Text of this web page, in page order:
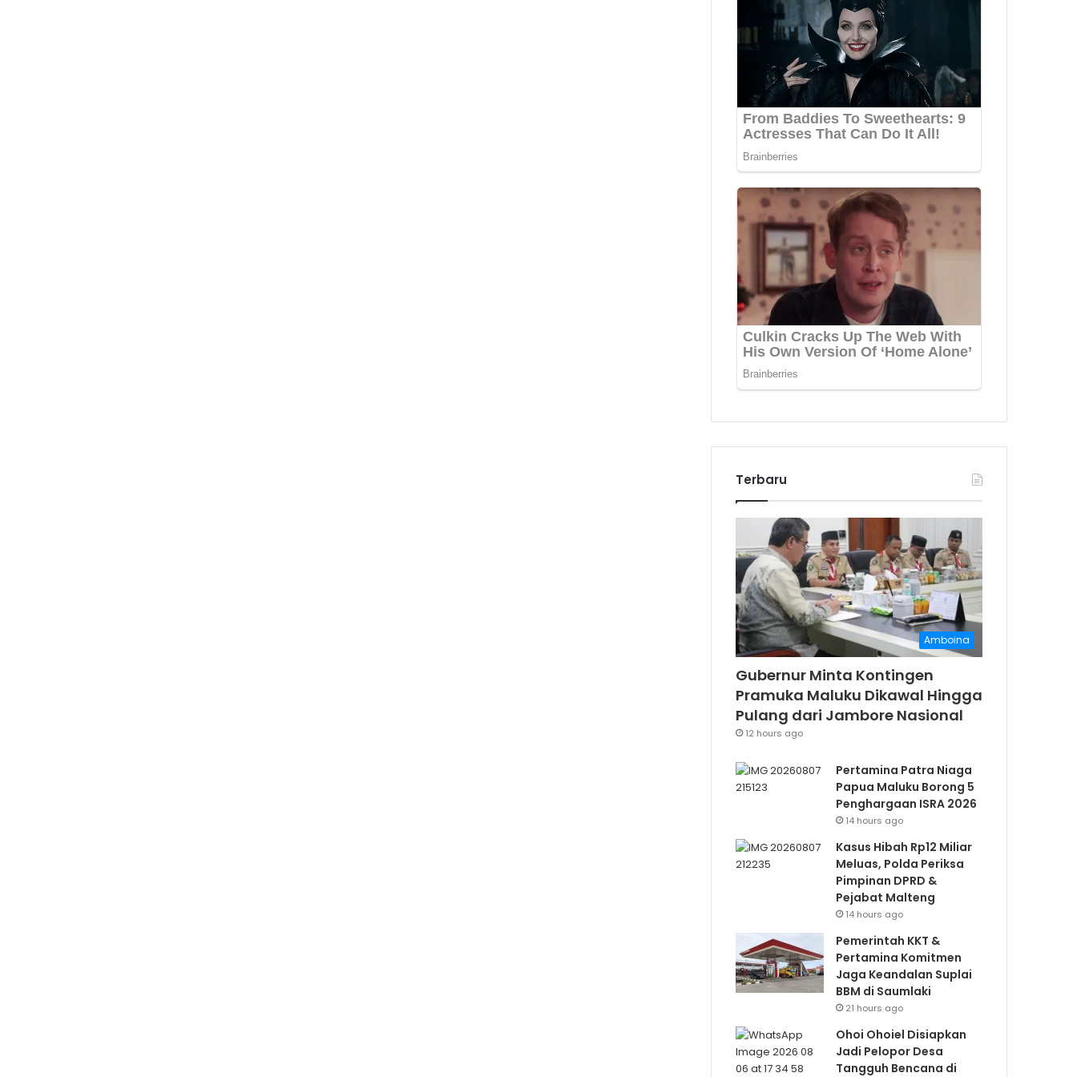
Terbaru
Amboina
Gubernur Minta Kontingen
Pramuka Maluku Dikawal Hingga
Pulang dari Jambore Nasional
12 hours ago
Pertamina Patra Niaga
Papua Maluku Borong 5
Penghargaan ISRA 2026
14 hours ago
Kasus Hibah Rp12 Miliar
Meluas, Polda Periksa
Pimpinan DPRD &
Pejabat Malteng
14 hours ago
Pemerintah KKT &
Pertamina Komitmen
Jaga Keandalan Suplai
BBM di Saumlaki
21 hours ago
Ohoi Ohoiel Disiapkan
Jadi Pelopor Desa
Tangguh Bencana di